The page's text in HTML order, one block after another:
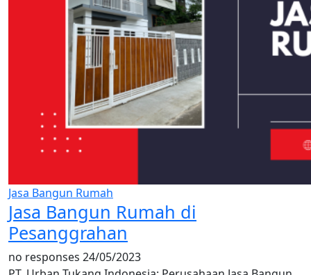
Jasa Bangun Rumah
Jasa Bangun Rumah di
Pesanggrahan
no responses 24/05/2023